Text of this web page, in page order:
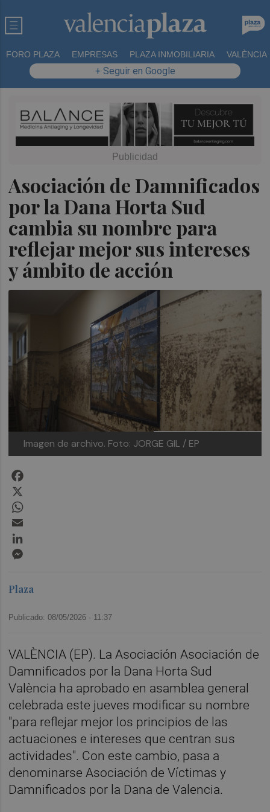
FORO PLAZA EMPRESAS PLAZA INMOBILIARIA VALÈNCIA
+ Seguir en Google
Asociación de Damnificados
por la Dana Horta Sud
cambia su nombre para
reflejar mejor sus intereses
y ámbito de acción
Imagen de archivo. Foto: JORGE GIL / EP
Plaza
Publicado: 08/05/2026 · 11:37
VALÈNCIA (EP). La Asociación Asociación de
Damnificados por la Dana Horta Sud
València ha aprobado en asamblea general
celebrada este jueves modificar su nombre
"para reflejar mejor los principios de las
actuaciones e intereses que centran sus
actividades". Con este cambio, pasa a
denominarse Asociación de Víctimas y
Damnificados por la Dana de Valencia.